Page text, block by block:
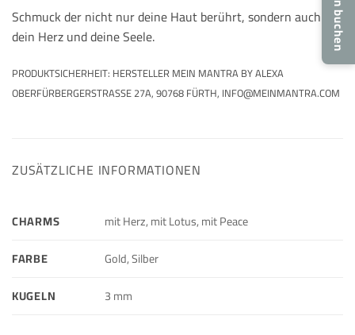
Schmuck der nicht nur deine Haut berührt, sondern auch
dein Herz und deine Seele.
PRODUKTSICHERHEIT: HERSTELLER MEIN MANTRA BY ALEXA
OBERFÜRBERGERSTRASSE 27A, 90768 FÜRTH, INFO@MEINMANTRA.COM
ZUSÄTZLICHE INFORMATIONEN
CHARMS
mit Herz, mit Lotus, mit Peace
FARBE
Gold, Silber
KUGELN
3 mm